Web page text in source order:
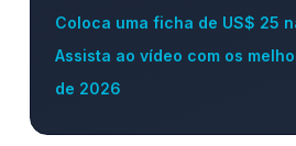
Coloca uma ficha de US$ 25
Assista ao vídeo com os
de 2026